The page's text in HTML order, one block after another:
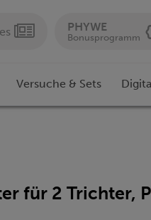
PHYWE
Bonusprogramm
Versuche & Sets
für 2 Trichter,